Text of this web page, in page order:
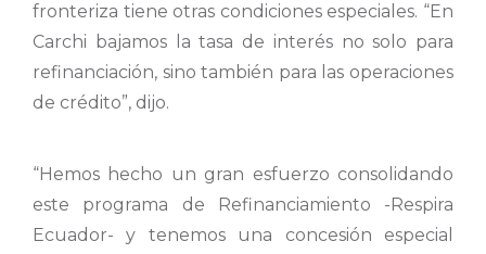
fronteriza tiene otras condiciones especiales. “En
Carchi bajamos la tasa de interés no solo para
refinanciación, sino también para las operaciones
de crédito”, dijo.
“Hemos hecho un gran esfuerzo consolidando
este programa de Refinanciamiento -Respira
Ecuador- y tenemos una concesión especial